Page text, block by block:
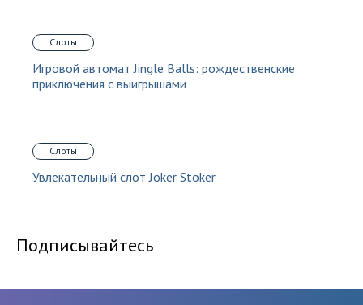
Слоты
Игровой автомат Jingle Balls: рождественские
приключения с выигрышами
Слоты
Увлекательный слот Joker Stoker
Подписывайтесь